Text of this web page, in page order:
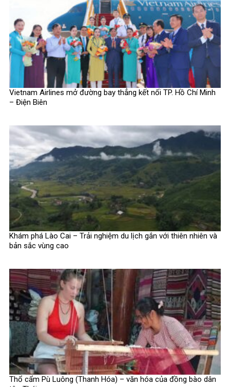
Vietnam Airlines mở đường bay thẳng kết nối TP. Hồ Chí Minh
– Điện Biên
Khám phá Lào Cai – Trải nghiệm du lịch gắn với thiên nhiên và
bản sắc vùng cao
Thổ cẩm Pù Luông (Thanh Hóa) – văn hóa của đồng bào dân